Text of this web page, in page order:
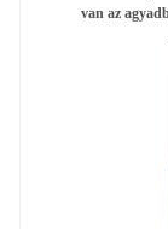
van az